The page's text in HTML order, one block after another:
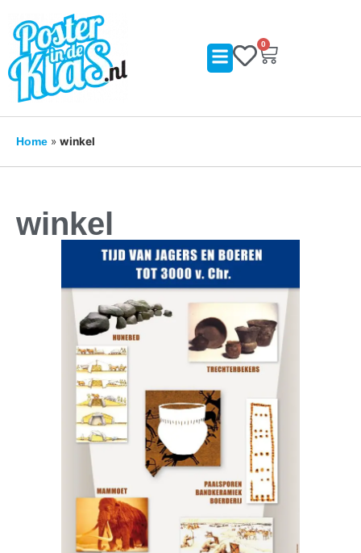
0
Home » winkel
winkel